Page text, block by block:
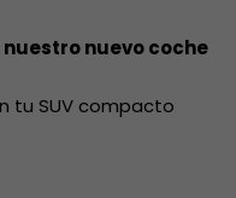
nuevo coche
tu SUV compacto